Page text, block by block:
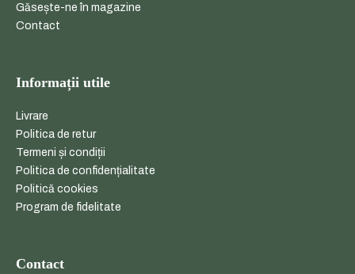
Găsește-ne în magazine
Contact
Informații utile
Livrare
Politica de retur
Termeni și condiții
Politica de confidențialitate
Politică cookies
Program de fidelitate
Contact